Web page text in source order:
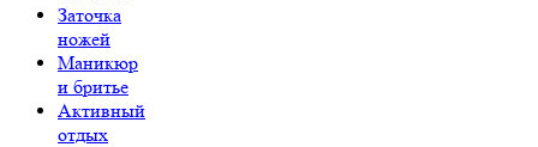
Заточка
ножей
Маникюр
и бритье
Активный
отдых